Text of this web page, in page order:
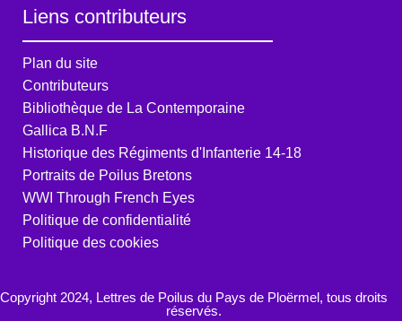
Liens contributeurs
Plan du site
Contributeurs
Bibliothèque de La Contemporaine
Gallica B.N.F
Historique des Régiments d'Infanterie 14-18
Portraits de Poilus Bretons
WWI Through French Eyes
Politique de confidentialité
Politique des cookies
Copyright 2024, Lettres de Poilus du Pays de Ploërmel, tous droits
réservés.